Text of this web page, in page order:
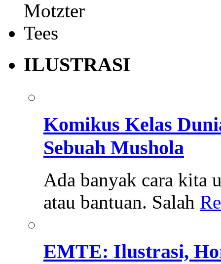
ILUSTRASI
Komikus Kelas
Sebuah Mushola
Ada banyak cara kita
atau bantuan. Salah
EMTE: Ilustrasi,